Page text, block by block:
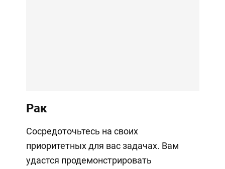
Рак
Сосредоточьтесь на своих
приоритетных для вас задачах. Вам
удастся продемонстрировать